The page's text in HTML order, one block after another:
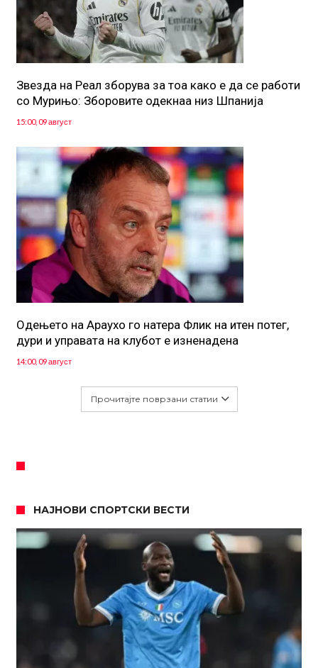
Звезда на Реал зборува за тоа како е да се работи
со Мурињо: Зборовите одекнаа низ Шпанија
15:00, 09 август
Одењето на Араухо го натера Флик на итен потег,
дури и управата на клубот е изненадена
14:00, 09 август
Прочитајте поврзани статии
НАЈНОВИ СПОРТСКИ ВЕСТИ